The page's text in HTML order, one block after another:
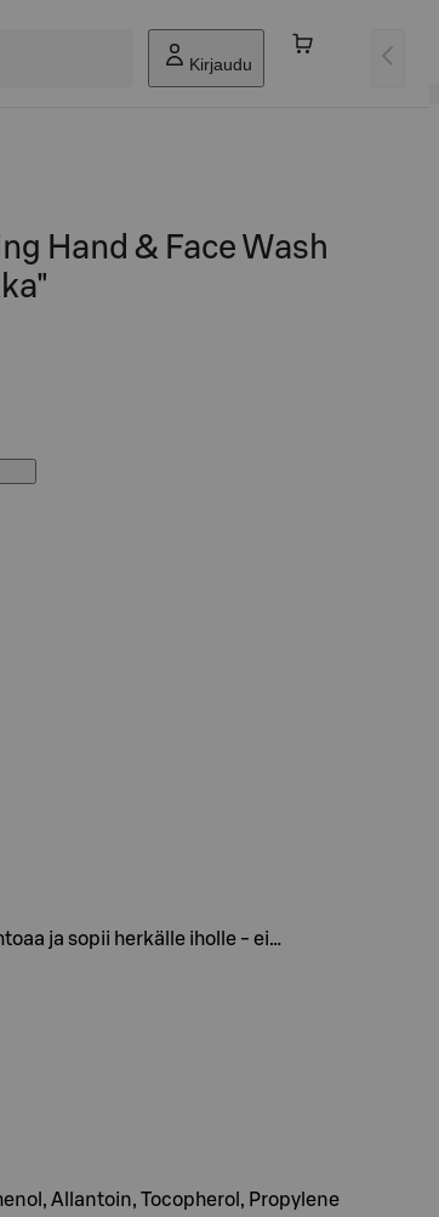
Kirjaudu
Hand & Face Wash
ja sopii herkälle iholle - ei…
Allantoin, Tocopherol, Propylene